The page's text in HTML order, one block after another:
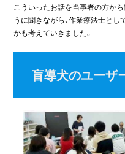
こういったお話を当事者の方か
うに聞きながら、作業療法士と
かも考えていきました。
盲導犬のユーザ